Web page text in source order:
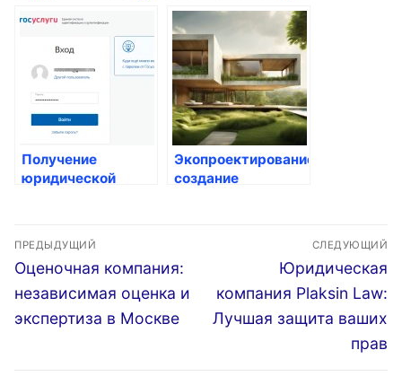
воды
Получение
юридической
Экопроектирование:
создание
Навигация
по
записям
ПРЕДЫДУЩИЙ
Предыдущая
запись:
Оценочная компания:
независимая оценка и
экспертиза в Москве
СЛЕДУЮЩИЙ
Следующая
запись:
Юридическая
компания Plaksin Law:
Лучшая защита ваших
прав